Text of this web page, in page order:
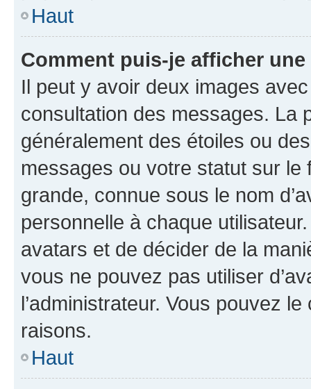
Haut
Comment puis-je afficher
Il peut y avoir deux images
consultation des messages. La
généralement des étoiles ou
messages ou votre statut sur
grande, connue sous le nom
personnelle à chaque utilisateur.
avatars et de décider de la
vous ne pouvez pas utiliser
l’administrateur. Vous pouvez
raisons.
Haut